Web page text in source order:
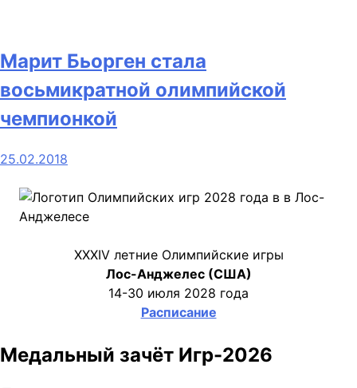
Марит Бьорген стала
восьмикратной олимпийской
чемпионкой
25.02.2018
XXXIV летние Олимпийские игры
Лос-Анджелес (США)
14-30 июля 2028 года
Расписание
Медальный зачёт Игр-2026